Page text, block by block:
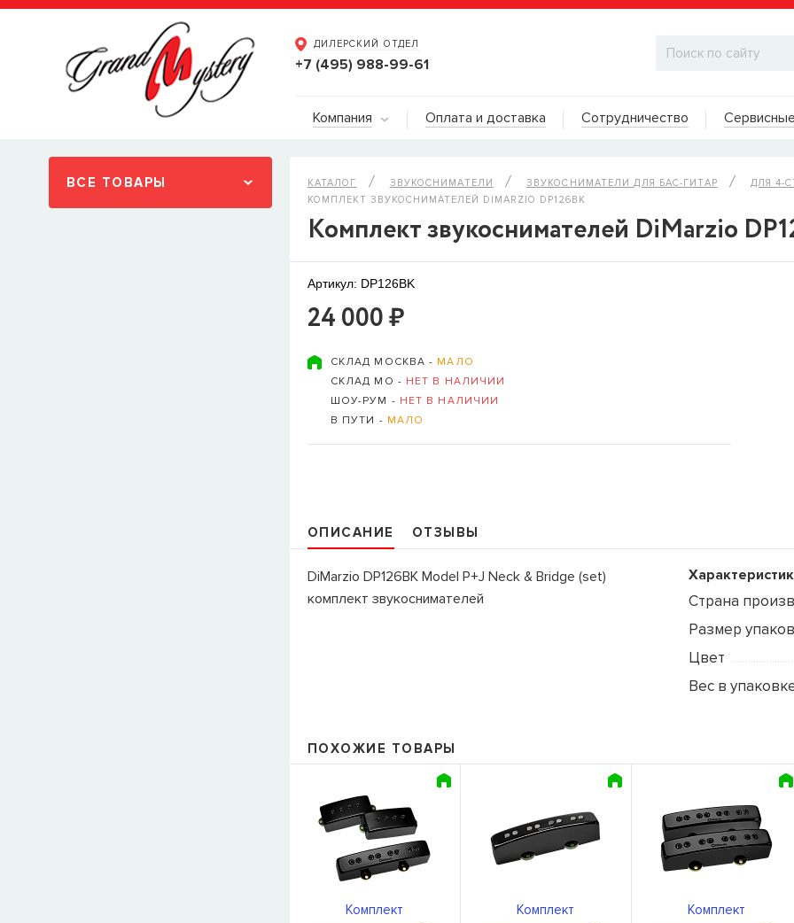
ДИЛЕРСКИЙ ОТДЕЛ
+7 (495) 988-99-61
ДИЛЕРСКИЙ ОТДЕЛ
+7 (495) 988-99-61
Компания Оплата и доставка Сотрудничество
ВСЕ ТОВАРЫ КАТАЛОГ ЗВУКОСНИМАТЕЛИ ЗВУКОСНИМАТЕЛИ ДЛЯ БАС-ГИТАР ДЛЯ 4-
КОМПЛЕКТ ЗВУКОСНИМАТЕЛЕЙ DIMARZIO DP126BK
Комплект звукоснимателей DiMarzio
Артикул: DP126BK
24 000 ₽
СКЛАД МОСКВА - МАЛО
СКЛАД МО - НЕТ В НАЛИЧИИ
ШОУ-РУМ - НЕТ В НАЛИЧИИ
В ПУТИ - МАЛО
ОПИСАНИЕ ОТЗЫВЫ
DiMarzio DP126BK Model P+J Neck & Bridge (set)
комплект звукоснимателей
Страна
Размер
Цвет
Вес в
ПОХОЖИЕ ТОВАРЫ
Комплект
Комплект
Комплект